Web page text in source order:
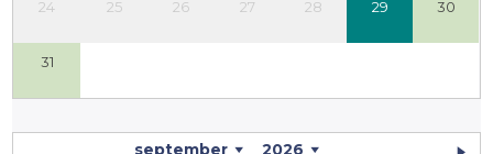
24 25 26 27 28 29 30
31
september 2026